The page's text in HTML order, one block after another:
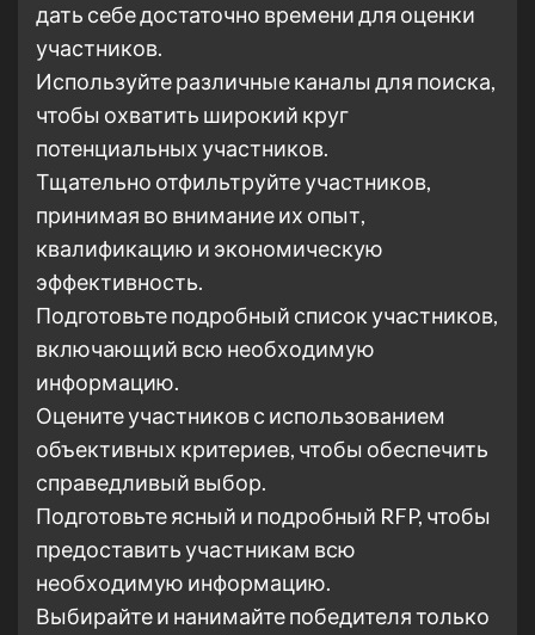
дать себе достаточно времени для оценки
участников.
Используйте различные каналы для поиска,
чтобы охватить широкий круг
потенциальных участников.
Тщательно отфильтруйте участников,
принимая во внимание их опыт,
квалификацию и экономическую
эффективность.
Подготовьте подробный список участников,
включающий всю необходимую
информацию.
Оцените участников с использованием
объективных критериев, чтобы обеспечить
справедливый выбор.
Подготовьте ясный и подробный RFP, чтобы
предоставить участникам всю
необходимую информацию.
Выбирайте и нанимайте победителя только